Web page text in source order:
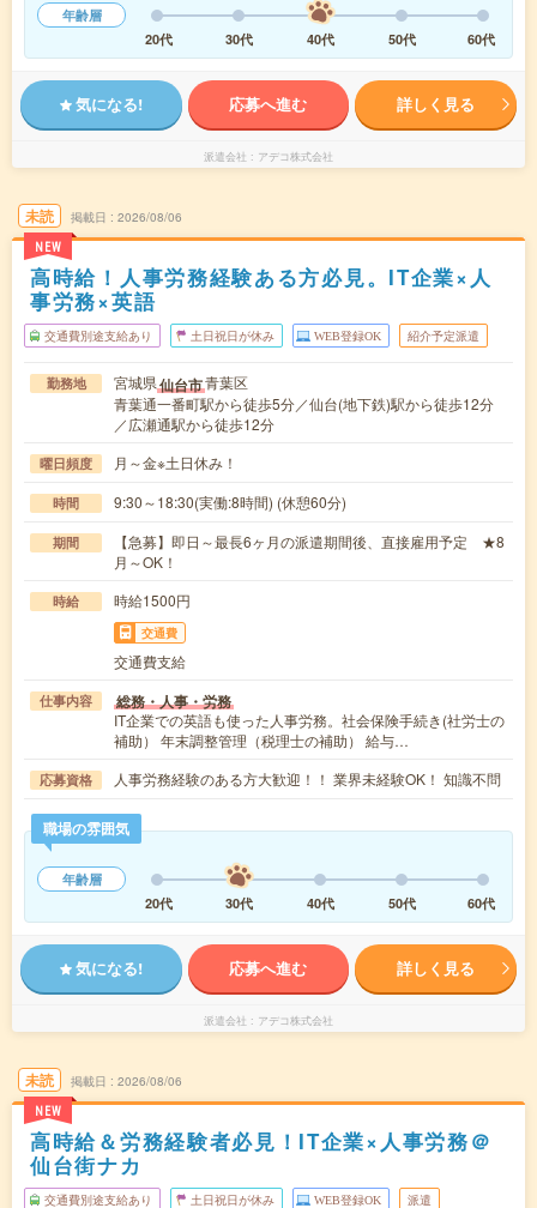
年齢層
20代
30代 40代 50代 60代
気になる! 応募へ進む 詳しく見る
派遣会社 アデコ株式会社
未読
NEW
掲載日 2026/08/06
高時給！人事労務経験ある方必見。IT企業×人
事労務×英語
交通費別途支給あり 土日祝日が休み WEB登録OK 紹介予定派遣
勤務地 宮城県仙台市青葉区
青葉通一番町駅から徒歩5分／仙台(地下鉄)駅から徒歩12分
／広瀬通駅から徒歩12分
曜日頻度 月～金※土日休み！
時間 9:30～18:30(実働:8時間) (休憩60分)
期間
【急募】即日～最長6ヶ月の派遣期間後、直接雇用予定 ★8
月～OK！
時給 時給1500円
交通費
交通費支給
仕事内容 総務・人事・労務
IT企業での英語も使った人事労務。社会保険手続き(社労士の
補助） 年末調整管理（税理士の補助） 給与…
応募資格 人事労務経験のある方大歓迎！！ 業界未経験OK！ 知識不問
職場の雰囲気
年齢層
20代
30代 40代 50代 60代
気になる! 応募へ進む 詳しく見る
派遣会社 アデコ株式会社
未読
NEW
掲載日 2026/08/06
高時給＆労務経験者必見！IT企業×人事労務＠
仙台街ナカ
交通費別途支給あり 土日祝日が休み WEB登録OK 派遣